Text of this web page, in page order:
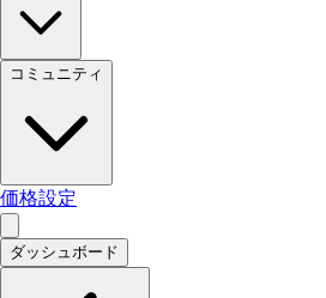
コミュニティ
価格設定
ダッシュボード